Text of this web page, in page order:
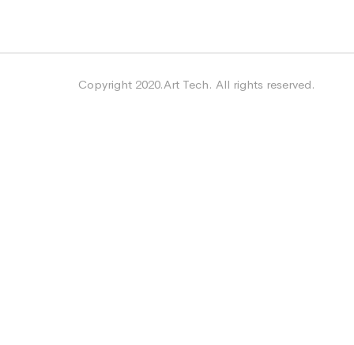
Copyright 2020.Art Tech. All rights reserved.